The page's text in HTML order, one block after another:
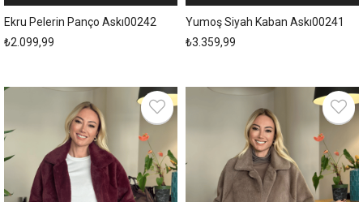
Ekru Pelerin Panço Askı00242
₺2.099,99
Yumoş Siyah Kaban Askı00241
₺3.359,99